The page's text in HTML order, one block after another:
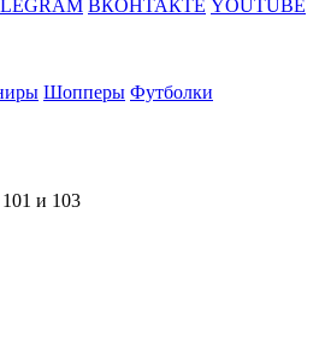
ВКОНТАКТЕ YOUTUBE
Шопперы Футболки
и 103